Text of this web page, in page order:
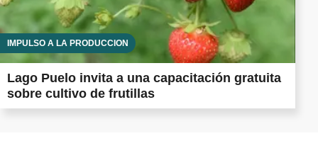
IMPULSO A LA PRODUCCIÓN
Lago Puelo invita a una capacitación gratuita
sobre cultivo de frutillas